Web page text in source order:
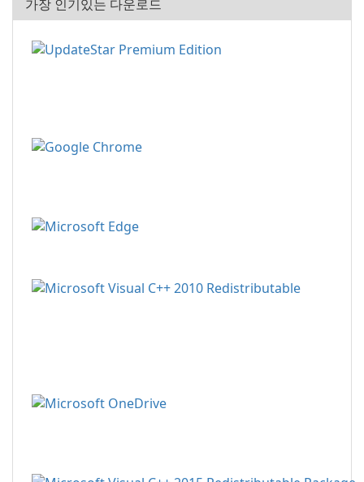
가장 인기있는 다운로드